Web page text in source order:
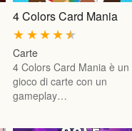
4 Colors Card Mania
★
★
★
★
★
Carte
4 Colors Card Mania è un
gioco di carte con un
gameplay…